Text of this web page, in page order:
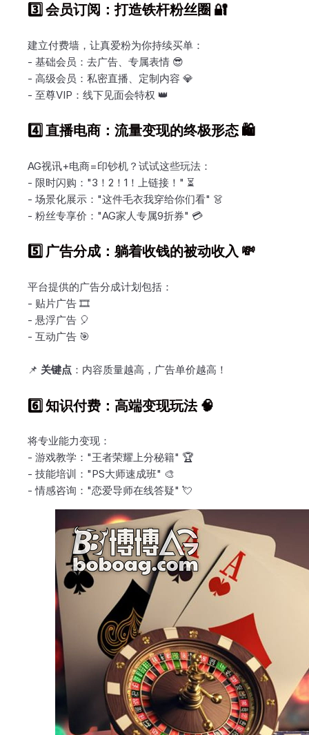
3️⃣ 会员订阅：打造铁杆粉丝圈 🔐
建立付费墙，让真爱粉为你持续买单：
- 基础会员：去广告、专属表情 😎
- 高级会员：私密直播、定制内容 💎
- 至尊VIP：线下见面会特权 👑
4️⃣ 直播电商：流量变现的终极形态 🛍️
AG视讯+电商=印钞机？试试这些玩法：
- 限时闪购："3！2！1！上链接！" ⏳
- 场景化展示："这件毛衣我穿给你们看" 👗
- 粉丝专享价："AG家人专属9折券" 💳
5️⃣ 广告分成：躺着收钱的被动收入 💸
平台提供的广告分成计划包括：
- 贴片广告 🎞️
- 悬浮广告 🎈
- 互动广告 🎯
📌 关键点 ：内容质量越高，广告单价越高！
6️⃣ 知识付费：高端变现玩法 🧠
将专业能力变现：
- 游戏教学："王者荣耀上分秘籍" 🏆
- 技能培训："PS大师速成班" 🎨
- 情感咨询："恋爱导师在线答疑" 💘